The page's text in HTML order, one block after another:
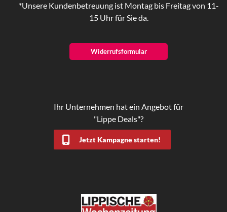
*Unsere Kundenbetreuung ist Montag bis Freitag von 11-
15 Uhr für Sie da.
Widerrufsformular
Ihr Unternehmen hat ein Angebot für
"Lippe Deals"?
Jetzt Kampagne starten!